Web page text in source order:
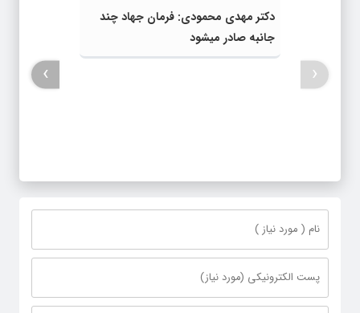
دکتر مهدى محمودى: فرمان جهاد چند
جانبه صادر میشود
‹
›